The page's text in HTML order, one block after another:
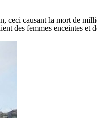
ceci causant la mort de
des femmes enceintes et